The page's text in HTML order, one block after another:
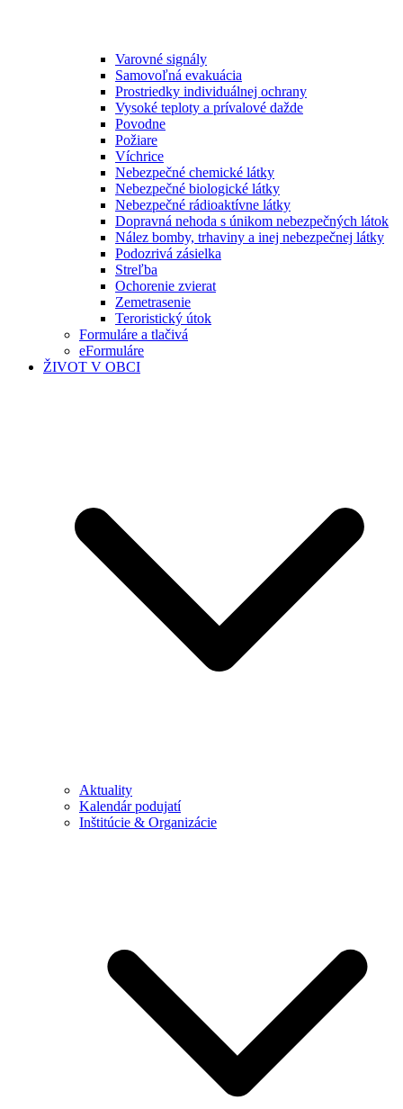
Varovné signály
Samovoľná evakuácia
Prostriedky individuálnej ochrany
Vysoké teploty a prívalové dažde
Povodne
Požiare
Víchrice
Nebezpečné chemické látky
Nebezpečné biologické látky
Nebezpečné rádioaktívne látky
Dopravná nehoda s únikom nebezpečných látok
Nález bomby, trhaviny a inej nebezpečnej látky
Podozrivá zásielka
Streľba
Ochorenie zvierat
Zemetrasenie
Teroristický útok
Formuláre a tlačivá
eFormuláre
ŽIVOT V OBCI
Aktuality
Kalendár podujatí
Inštitúcie & Organizácie